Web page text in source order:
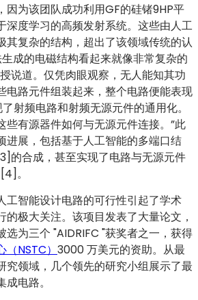
因为该团队成功利用GF的硅锗9HP平
深度学习的高频发射系统。这些由人工
其复杂的结构，超出了该领域传统的认
成的电磁结构看起来就像非常复杂的
说道。仅凭肉眼观察，无人能知其功
电路元件组装起来，整个电路便能表现
射频电路和射频无源元件的通用化。
些有源器件如何与无源元件连接。”此
进展，包括基于人工智能的多端口结
的合成，甚至实现了电路与无源元件
。
工智能设计电路的可行性引起了学术
极大关注。该项目发表了大量论文，
选为三个 "AIDRIFC "获奖者之一，获得
NSTC） 3000 万美元的资助。从最
究领域，几个领先的研究小组展示了最
电路。